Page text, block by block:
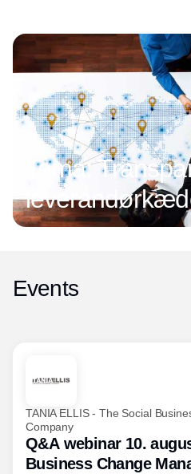
Tema:
Events
TANIA ELLIS - The Social
Company
Q&A webinar 10.
Business Change